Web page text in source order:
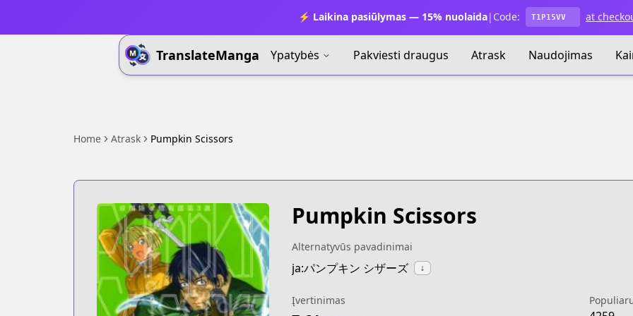
⚡ Laikina pasiūlymas — 15% nuolaida| Code: T1P15VV at
TranslateManga Ypatybės Pakviesti draugus Atrask Naudojimas
Home Atrask Pumpkin Scissors
Pumpkin Scissors
Alternatyvūs pavadinimai
ja:パンプキン シザーズ ↓
Įvertinimas